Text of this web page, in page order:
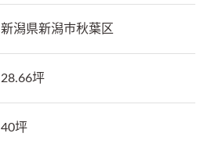
新潟県新潟市秋葉区
28.66坪
40坪